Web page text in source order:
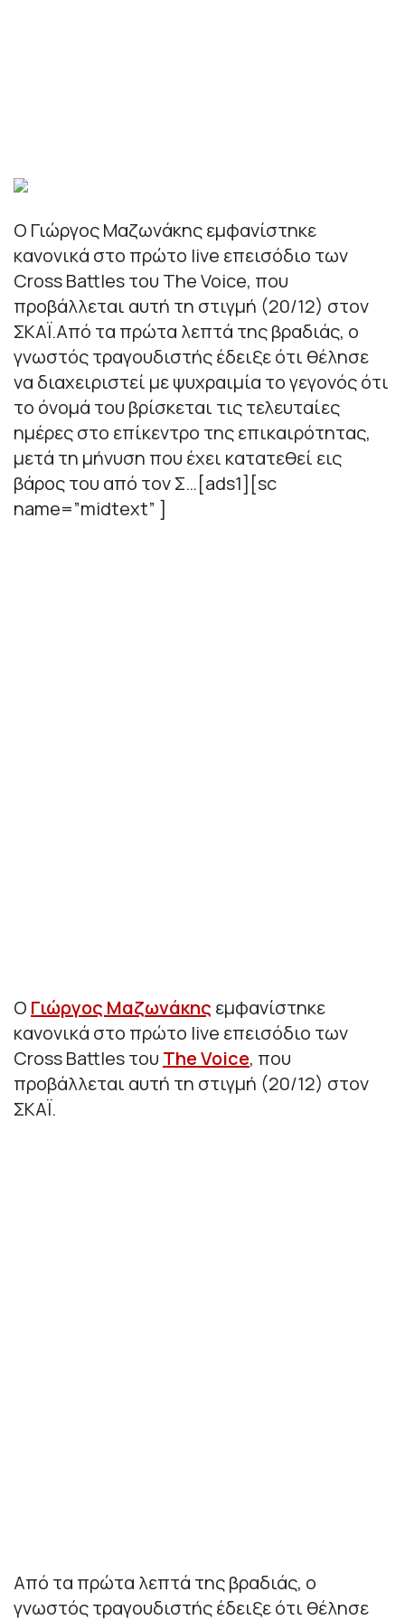
Ο Γιώργος Μαζωνάκης εμφανίστηκε
κανονικά στο πρώτο live επεισόδιο των
Cross Battles του The Voice, που
προβάλλεται αυτή τη στιγμή (20/12) στον
ΣΚΑΪ.Από τα πρώτα λεπτά της βραδιάς, ο
γνωστός τραγουδιστής έδειξε ότι θέλησε
να διαχειριστεί με ψυχραιμία το γεγονός ότι
το όνομά του βρίσκεται τις τελευταίες
ημέρες στο επίκεντρο της επικαιρότητας,
μετά τη μήνυση που έχει κατατεθεί εις
βάρος του από τον Σ…[ads1][sc
name=”midtext” ]
Ο Γιώργος Μαζωνάκης εμφανίστηκε
κανονικά στο πρώτο live επεισόδιο των
Cross Battles του The Voice, που
προβάλλεται αυτή τη στιγμή (20/12) στον
ΣΚΑΪ.
Από τα πρώτα λεπτά της βραδιάς, ο
γνωστός τραγουδιστής έδειξε ότι θέλησε